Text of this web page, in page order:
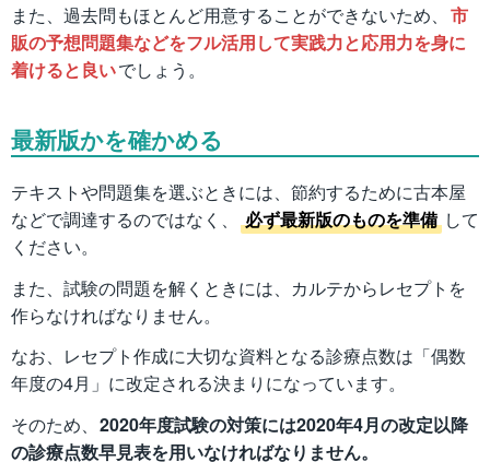
また、過去問もほとんど用意することができないため、 市
販の予想問題集などをフル活用して実践力と応用力を身に
着けると良いでしょう。
最新版かを確かめる
テキストや問題集を選ぶときには、節約するために古本屋
などで調達するのではなく、
必ず最新版のものを準備 して
ください。
また、試験の問題を解くときには、カルテからレセプトを
作らなければなりません。
なお、レセプト作成に大切な資料となる診療点数は「偶数
年度の4月」に改定される決まりになっています。
そのため、 2020年度試験の対策には2020年4月の改定以降
の診療点数早見表を用いなければなりません。